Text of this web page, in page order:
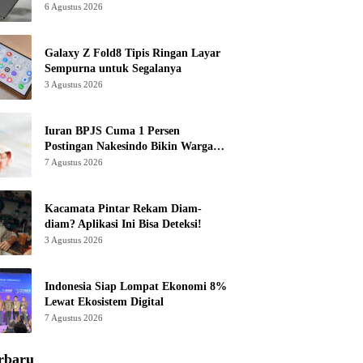
6 Agustus 2026
Galaxy Z Fold8 Tipis Ringan Layar
Sempurna untuk Segalanya
3 Agustus 2026
Iuran BPJS Cuma 1 Persen
Postingan Nakesindo Bikin Warganet
Murka
7 Agustus 2026
Kacamata Pintar Rekam Diam-
diam? Aplikasi Ini Bisa Deteksi!
3 Agustus 2026
Indonesia Siap Lompat Ekonomi 8%
Lewat Ekosistem Digital
7 Agustus 2026